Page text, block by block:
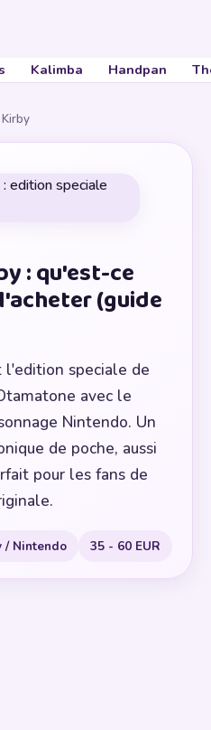
Kalimba Handpan
: qu'est-ce
(guide
l'edition speciale de
avec le
Nintendo. Un
de poche, aussi
pour les fans de
/ Nintendo 35 - 60 EUR